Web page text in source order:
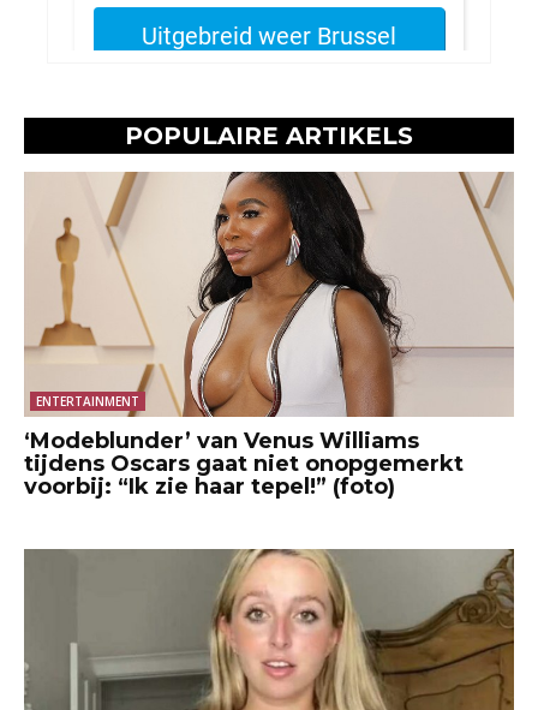
POPULAIRE ARTIKELS
ENTERTAINMENT
‘Modeblunder’ van Venus Williams
tijdens Oscars gaat niet onopgemerkt
voorbij: “Ik zie haar tepel!” (foto)